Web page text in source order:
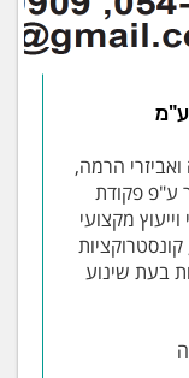
הרמה,
ע"פ פקודת
מקצועי
בעת שינוע